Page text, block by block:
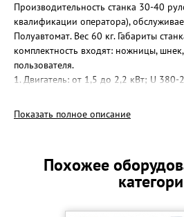
Производительность станка 30-40
квалификации оператора),
Полуавтомат. Вес 60 кг. Габариты
комплектность входят: ножницы,
пользователя.
1. Двигатель: от 1,5 до 2,2 кВт; U
3. Размер ячейки сетка рабица: От
4. Максимальная длина и ширина в
увеличивает срок эксплуатации.
Консультация, учебный материал на
Доставка по Украине транспортными
Показать полное описание
Похожее